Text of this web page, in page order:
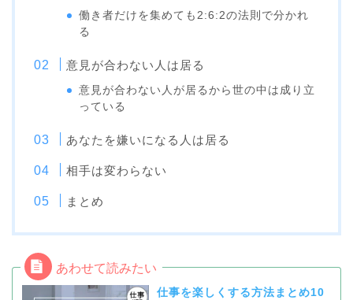
働き者だけを集めても2:6:2の法則で分かれ
る
意見が合わない人は居る
意見が合わない人が居るから世の中は成り立
っている
あなたを嫌いになる人は居る
相手は変わらない
まとめ
仕事を楽しくする方法まとめ10